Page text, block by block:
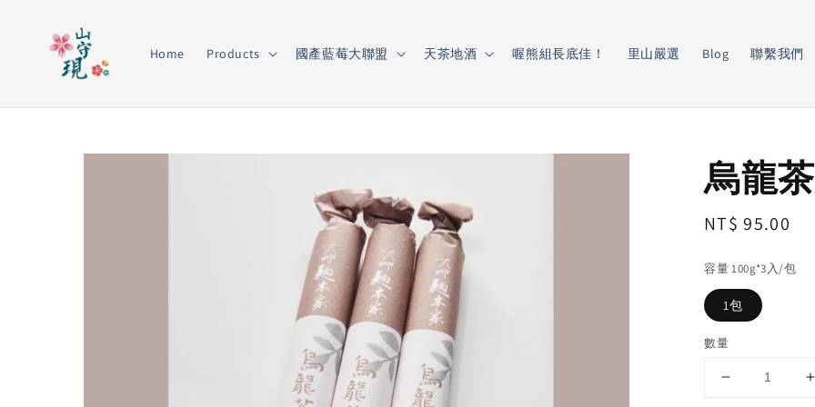
Home Products 國產藍莓大聯盟 天茶地酒 喔熊組長底佳！ 里山嚴選 Blog 聯繫我們
烏龍
Regular
NT$ 95.00
容量 100g*3入/包
1包
數量